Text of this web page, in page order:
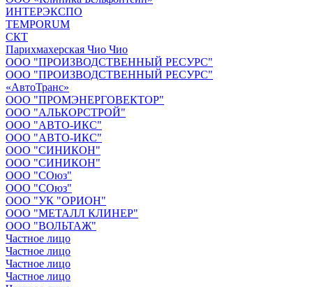
ИНТЕРЭКСПО
TEMPORUM
СКТ
Парихмахерская Чио Чио
ООО "ПРОИЗВОДСТВЕННЫЙ РЕСУРС"
ООО "ПРОИЗВОДСТВЕННЫЙ РЕСУРС"
«АвтоТранс»
ООО "ПРОМЭНЕРГОВЕКТОР"
ООО "АЛЬКОРСТРОЙ"
ООО "АВТО-ИКС"
ООО "АВТО-ИКС"
ООО "СИНИКОН"
ООО "СИНИКОН"
ООО "СОюз"
ООО "СОюз"
ООО "УК "ОРИОН"
ООО "МЕТАЛЛ КЛИНЕР"
ООО "ВОЛЬТАЖ"
Частное лицо
Частное лицо
Частное лицо
Частное лицо